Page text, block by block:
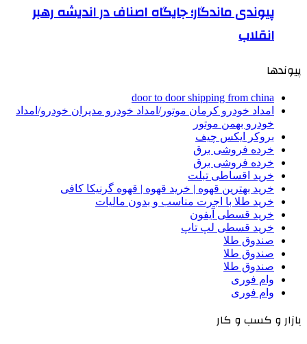
پیوندی ماندگار؛ جایگاه اصناف در اندیشه رهبر
انقلاب
پیوندها
door to door shipping from china
امداد خودرو کرمان موتور/امداد خودرو مدیران خودرو/امداد
خودرو بهمن موتور
بروکر ایکس چیف
خرده فروشی برق
خرده فروشی برق
خرید اقساطی تبلت
خرید بهترین قهوه | خرید قهوه | قهوه گرنیکا کافی
خرید طلا با اجرت مناسب و بدون مالیات
خرید قسطی آیفون
خرید قسطی لپ تاپ
صندوق طلا
صندوق طلا
صندوق طلا
وام فوری
وام فوری
بازار و کسب و کار